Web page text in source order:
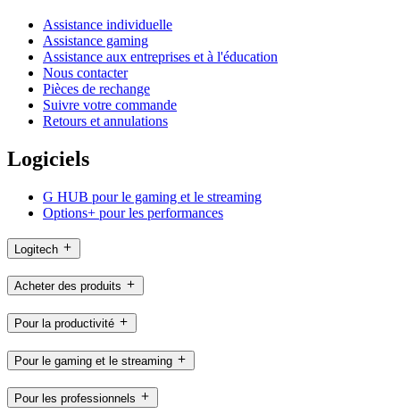
Assistance individuelle
Assistance gaming
Assistance aux entreprises et à l'éducation
Nous contacter
Pièces de rechange
Suivre votre commande
Retours et annulations
Logiciels
G HUB pour le gaming et le streaming
Options+ pour les performances
Logitech
Acheter des produits
Pour la productivité
Pour le gaming et le streaming
Pour les professionnels